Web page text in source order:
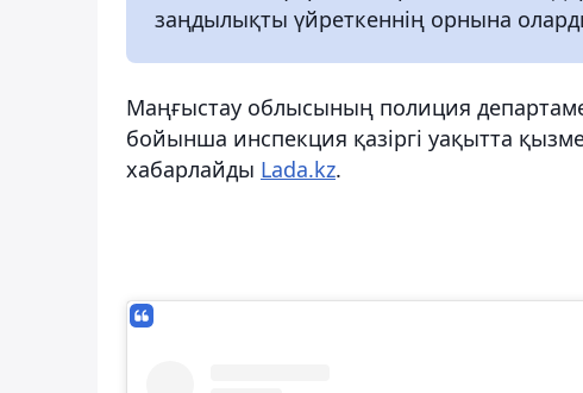
заңдылықты үйреткеннің орнына
Маңғыстау облысының полиция
бойынша инспекция қазіргі уақытта
хабарлайды Lada.kz.